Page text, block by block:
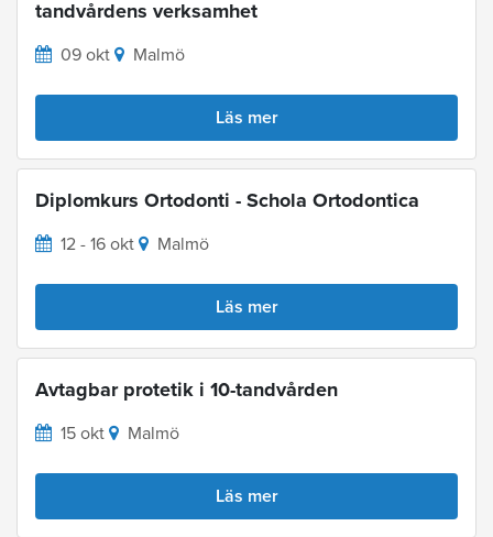
tandvårdens verksamhet
09 okt Malmö
Läs mer
Diplomkurs Ortodonti - Schola Ortodontica
12 - 16 okt Malmö
Läs mer
Avtagbar protetik i 10-tandvården
15 okt Malmö
Läs mer